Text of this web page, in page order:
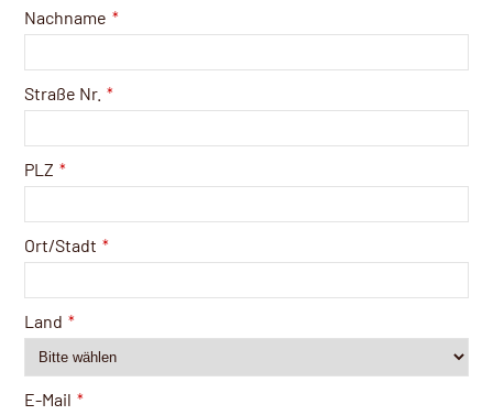
Nachname *
Straße Nr. *
PLZ *
Ort/Stadt *
Land *
E-Mail *